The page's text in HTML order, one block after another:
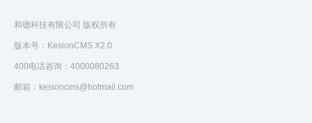
和德科技有限公司 版权所有
版本号：KesionCMS X2.0
400电话咨询：4000080263
邮箱：kesioncms@hotmail.com